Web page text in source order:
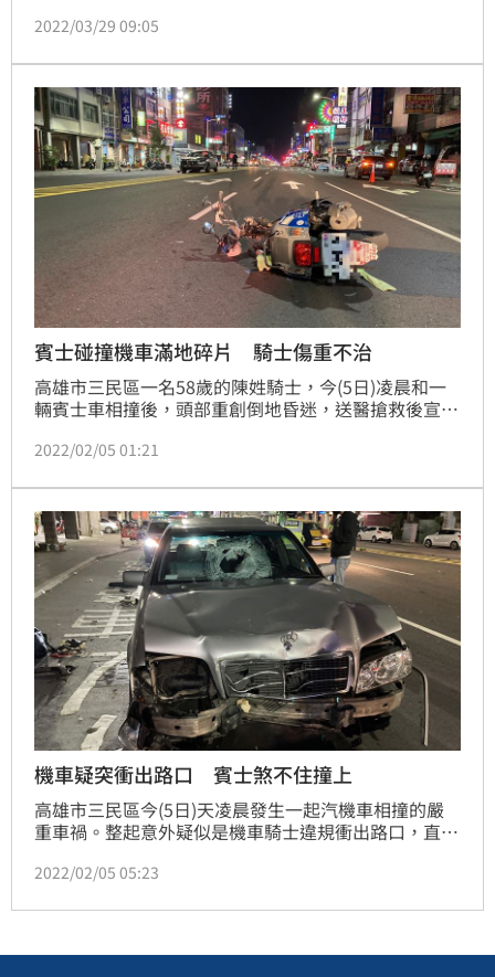
生機率高，癌症復發率也居高不下。
2022/03/29 09:05
賓士碰撞機車滿地碎片 騎士傷重不治
高雄市三民區一名58歲的陳姓騎士，今(5日)凌晨和一
輛賓士車相撞後，頭部重創倒地昏迷，送醫搶救後宣告
詳細的原因仍待釐清。
2022/02/05 01:21
機車疑突衝出路口 賓士煞不住撞上
高雄市三民區今(5日)天凌晨發生一起汽機車相撞的嚴
重車禍。整起意外疑似是機車騎士違規衝出路口，直行
倒地吐血，機車則在地上滑行20公尺，碎片零件散落一
2022/02/05 05:23